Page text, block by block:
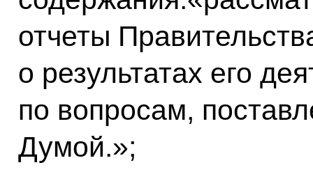
отчеты
о результатах его
по вопросам,
Думой.»;